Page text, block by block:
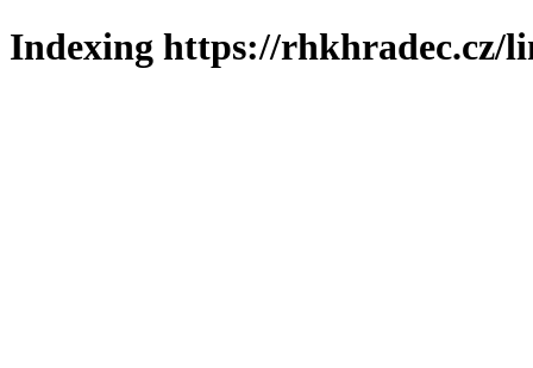
Indexing https://rhkhradec.cz/